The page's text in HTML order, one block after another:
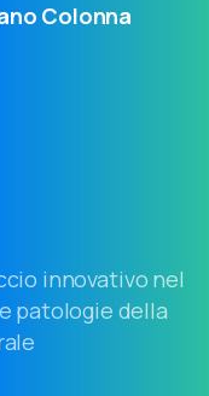
Colonna
innovativo nel
patologie della